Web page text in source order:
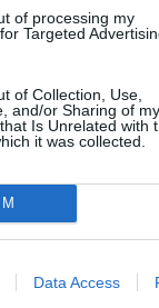
of processing my
Targeted
of Collection, Use,
and/or Sharing of my
Is Unrelated with
it was collected.
Data Access
dell'autore e non
autonoma e
ma post inviati
pubblicati senza
a siti esterni verranno